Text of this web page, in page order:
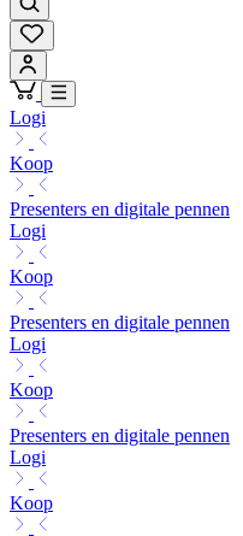
Logi
Koop
Presenters en digitale pennen
Logi
Koop
Presenters en digitale pennen
Logi
Koop
Presenters en digitale pennen
Logi
Koop